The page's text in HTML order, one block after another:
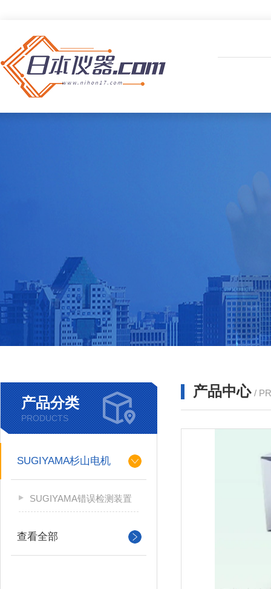
产品分类
PRODUCTS
SUGIYAMA杉山电机
SUGIYAMA错误检测装置
查看全部
产品中心 /